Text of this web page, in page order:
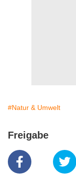
#Natur & Umwelt
Freigabe